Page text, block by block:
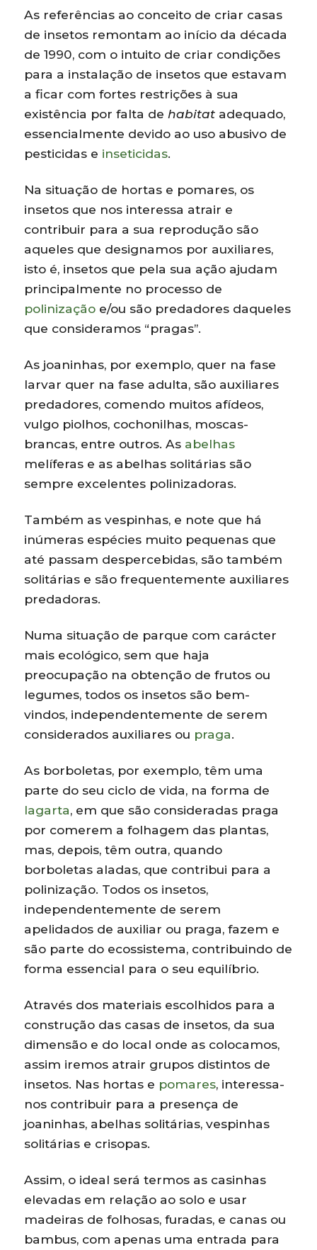
As referências ao conceito de criar casas
de insetos remontam ao início da década
de 1990, com o intuito de criar condições
para a instalação de insetos que estavam
a ficar com fortes restrições à sua
existência por falta de habitat adequado,
essencialmente devido ao uso abusivo de
pesticidas e inseticidas.
Na situação de hortas e pomares, os
insetos que nos interessa atrair e
contribuir para a sua reprodução são
aqueles que designamos por auxiliares,
isto é, insetos que pela sua ação ajudam
principalmente no processo de
polinização e/ou são predadores daqueles
que consideramos “pragas”.
As joaninhas, por exemplo, quer na fase
larvar quer na fase adulta, são auxiliares
predadores, comendo muitos afídeos,
vulgo piolhos, cochonilhas, moscas-
brancas, entre outros. As abelhas
melíferas e as abelhas solitárias são
sempre excelentes polinizadoras.
Também as vespinhas, e note que há
inúmeras espécies muito pequenas que
até passam despercebidas, são também
solitárias e são frequentemente auxiliares
predadoras.
Numa situação de parque com carácter
mais ecológico, sem que haja
preocupação na obtenção de frutos ou
legumes, todos os insetos são bem-
vindos, independentemente de serem
considerados auxiliares ou praga.
As borboletas, por exemplo, têm uma
parte do seu ciclo de vida, na forma de
lagarta, em que são consideradas praga
por comerem a folhagem das plantas,
mas, depois, têm outra, quando
borboletas aladas, que contribui para a
polinização. Todos os insetos,
independentemente de serem
apelidados de auxiliar ou praga, fazem e
são parte do ecossistema, contribuindo de
forma essencial para o seu equilíbrio.
Através dos materiais escolhidos para a
construção das casas de insetos, da sua
dimensão e do local onde as colocamos,
assim iremos atrair grupos distintos de
insetos. Nas hortas e pomares, interessa-
nos contribuir para a presença de
joaninhas, abelhas solitárias, vespinhas
solitárias e crisopas.
Assim, o ideal será termos as casinhas
elevadas em relação ao solo e usar
madeiras de folhosas, furadas, e canas ou
bambus, com apenas uma entrada para